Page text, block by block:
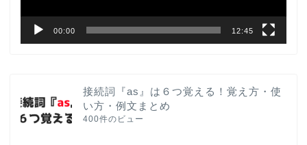
00:00 12:45
接続詞『as』は６つ覚える！覚え方・使
い方・例文まとめ
400件のビュー